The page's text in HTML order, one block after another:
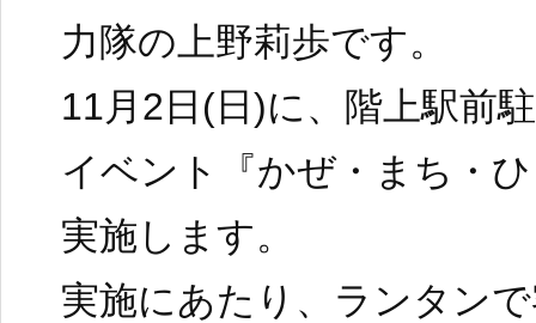
力隊の上野莉歩です。
11月2日(日)に、階上駅前
イベント『かぜ・まち・
実施します。
実施にあたり、ランタン